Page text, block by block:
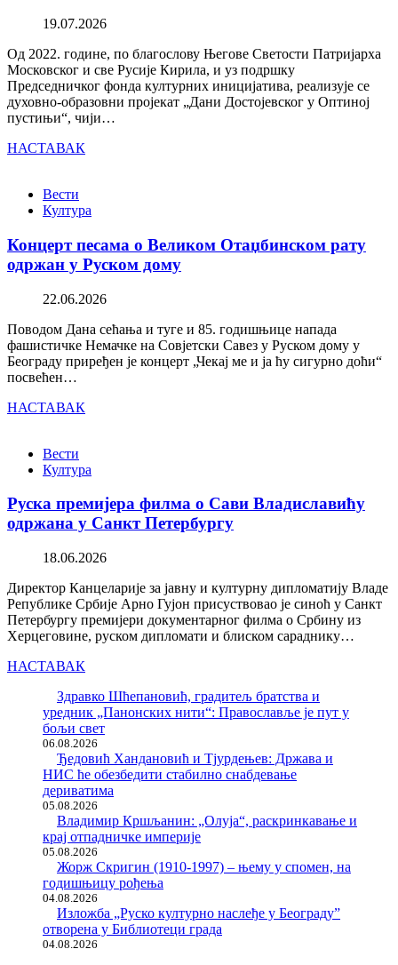
19.07.2026
Од 2022. године, по благослову Његове Светости Патријарха
Московског и све Русије Кирила, и уз подршку
Председничког фонда културних иницијатива, реализује се
духовно-образовни пројекат „Дани Достојевског у Оптиној
пустињи“, чији…
НАСТАВАК
Вести
Култура
Концерт песама о Великом Отаџбинском рату
одржан у Руском дому
22.06.2026
Поводом Дана сећања и туге и 85. годишњице напада
фашистичке Немачке на Совјетски Савез у Руском дому у
Београду приређен је концерт „Чекај ме и ја ћу сигурно доћи“
посвећен…
НАСТАВАК
Вести
Култура
Руска премијера филма о Сави Владиславићу
одржана у Санкт Петербургу
18.06.2026
Директор Канцеларије за јавну и културну дипломатију Владе
Републике Србије Арно Гујон присуствовао је синоћ у Санкт
Петербургу премијери документарног филма о Србину из
Херцеговине, руском дипломати и блиском сараднику…
НАСТАВАК
Здравко Шћепановић, градитељ братства и
уредник „Панонских нити“: Православље је пут у
бољи свет
06.08.2026
Ђедовић Хандановић и Тјурдењев: Држава и
НИС ће обезбедити стабилно снабдевање
дериватима
05.08.2026
Владимир Кршљанин: „Олуја“, раскринкавање и
крај отпадничке империје
05.08.2026
Жорж Скригин (1910-1997) – њему у спомен, на
годишњицу рођења
04.08.2026
Изложба „Руско културно наслеђе у Београду”
отворена у Библиотеци града
04.08.2026